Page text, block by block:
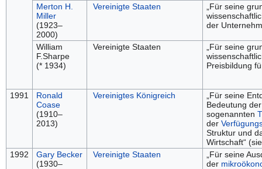
Merton H.
Miller
(1923–
2000)
Vereinigte Staaten
„Für seine
der
William
F.Sharpe
(* 1934)
Vereinigte Staaten
„Für seine
Preisbildung
1991
Ronald
Coase
(1910–
2013)
Vereinigtes Königreich
„Für seine
Bedeutung der
sogenannten
der
Struktur und
Wirtschaft“
1992
Gary Becker
(1930–
Vereinigte Staaten
„Für seine
der